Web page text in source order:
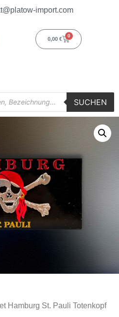
import.com
0,00 €
0
SUCHEN
Hamburg St. Pauli Totenkopf